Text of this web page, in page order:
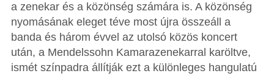
a zenekar és a közönség számára is. A közönség
nyomásának eleget téve most újra összeáll a
banda és három évvel az utolsó közös koncert
után, a Mendelssohn Kamarazenekarral karöltve,
ismét színpadra állítják ezt a különleges hangulatú